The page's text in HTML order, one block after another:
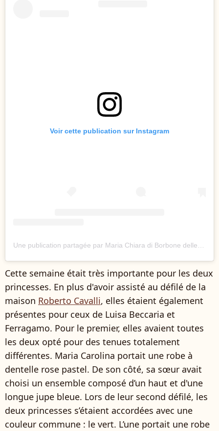
Voir cette publication sur Instagram
Cette semaine était très importante pour les deux
princesses. En plus d'avoir assisté au défilé de la
maison Roberto Cavalli, elles étaient également
présentes pour ceux de Luisa Beccaria et
Ferragamo. Pour le premier, elles avaient toutes
les deux opté pour des tenues totalement
différentes. Maria Carolina portait une robe à
dentelle rose pastel. De son côté, sa sœur avait
choisi un ensemble composé d’un haut et d'une
longue jupe bleue. Lors de leur second défilé, les
deux princesses s’étaient accordées avec une
couleur commune : le vert. L’une portait une robe